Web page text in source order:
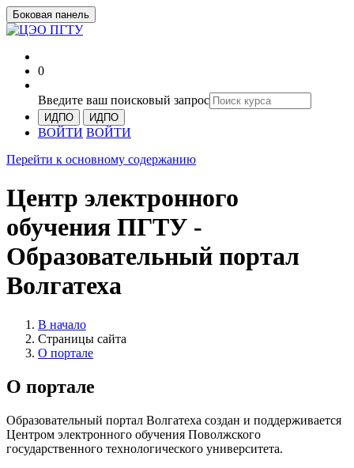
Боковая панель
0
Введите ваш поисковый запрос
ИДПО ИДПО
ВОЙТИ ВОЙТИ
Перейти к основному содержанию
Центр электронного
обучения ПГТУ -
Образовательный портал
Волгатеха
В начало
Страницы сайта
О портале
О портале
Образовательный портал Волгатеха создан и поддерживается
Центром электронного обучения Поволжского
государственного технологического университета.